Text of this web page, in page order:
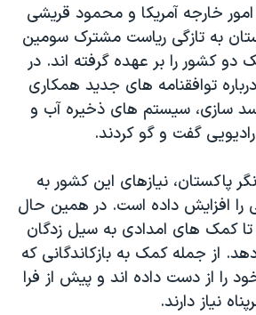
۲۰۲۴
به اسرائیل
امور خارجه آمریکا و محمود قریشی
به تازگی ریاست مشترک سومین
دو کشور را بر عهده گرفته اند. در
توافقنامه های جدید همکاری
سد سازی، سیستم های ذخیره آب و
گفت و گو کردند.
پاکستان، نیازهای این کشور به
را افزایش داده است. در همین حال
تا کمک های امدادی به سیل زدگان
از جمله کمک به بازکاندگانی که
از دست داده اند و پیش از فرا
نیاز دارند.